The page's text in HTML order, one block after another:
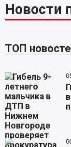
Новости
ТОП